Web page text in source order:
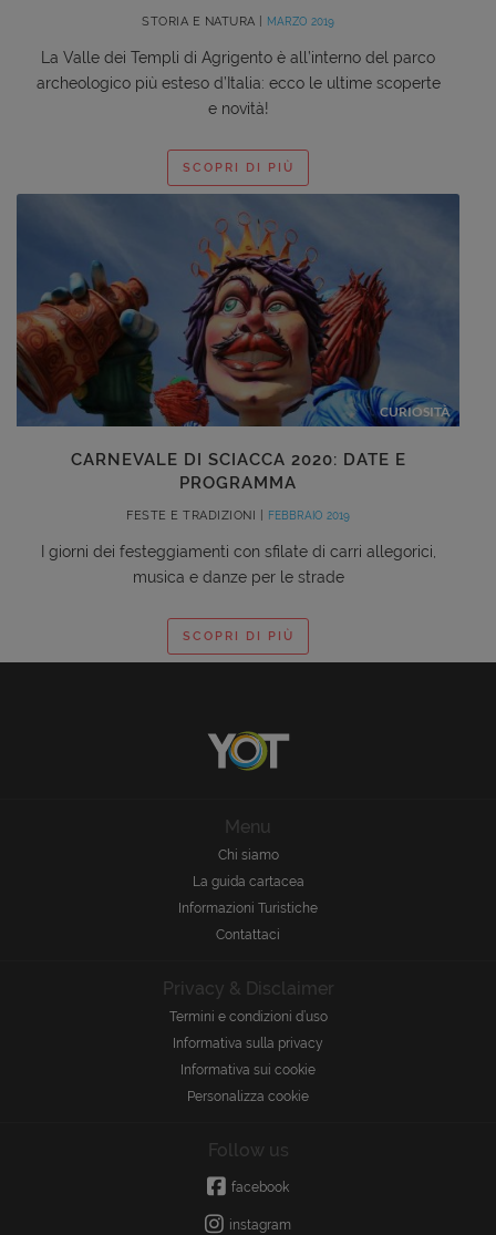
STORIA E NATURA | MARZO 2019
La Valle dei Templi di Agrigento è all’interno del parco
archeologico più esteso d’Italia: ecco le ultime scoperte
e novità!
SCOPRI DI PIÙ
CURIOSITÀ
CARNEVALE DI SCIACCA 2020: DATE E
PROGRAMMA
FESTE E TRADIZIONI | FEBBRAIO 2019
I giorni dei festeggiamenti con sfilate di carri allegorici,
musica e danze per le strade
SCOPRI DI PIÙ
Menu
Chi siamo
La guida cartacea
Informazioni Turistiche
Contattaci
Privacy & Disclaimer
Termini e condizioni d’uso
Informativa sulla privacy
Informativa sui cookie
Personalizza cookie
Follow us
facebook
instagram